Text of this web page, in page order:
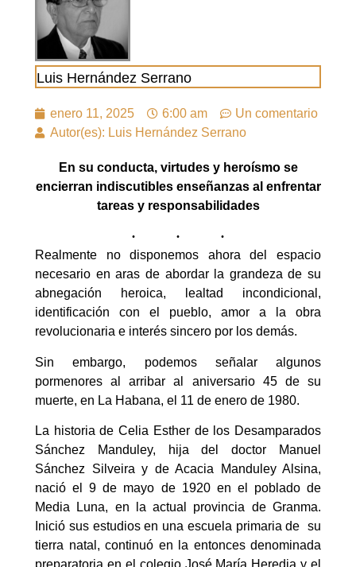
Luis Hernández Serrano
enero 11, 2025 6:00 am
Un comentario
Autor(es): Luis Hernández Serrano
En su conducta, virtudes y heroísmo se
encierran indiscutibles enseñanzas al enfrentar
tareas y responsabilidades
Realmente no disponemos ahora del espacio
necesario en aras de abordar la grandeza de su
abnegación heroica, lealtad incondicional,
identificación con el pueblo, amor a la obra
revolucionaria e interés sincero por los demás.
Sin embargo, podemos señalar algunos
pormenores al arribar al aniversario 45 de su
muerte, en La Habana, el 11 de enero de 1980.
La historia de Celia Esther de los Desamparados
Sánchez Manduley, hija del doctor Manuel
Sánchez Silveira y de Acacia Manduley Alsina,
nació el 9 de mayo de 1920 en el poblado de
Media Luna, en la actual provincia de Granma.
Inició sus estudios en una escuela primaria de su
tierra natal, continuó en la entonces denominada